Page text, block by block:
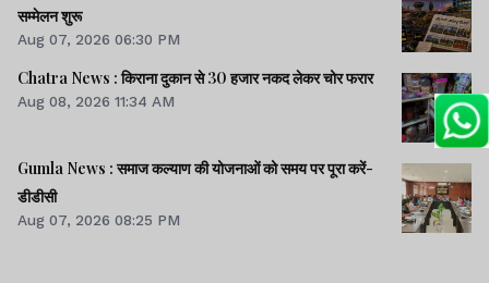
सम्मेलन शुरू
Aug 07, 2026 06:30 PM
Chatra News : किराना दुकान से 30 हजार नकद लेकर चोर फरार
Aug 08, 2026 11:34 AM
Gumla News : समाज कल्याण की योजनाओं को समय पर पूरा करें-
डीडीसी
Aug 07, 2026 08:25 PM